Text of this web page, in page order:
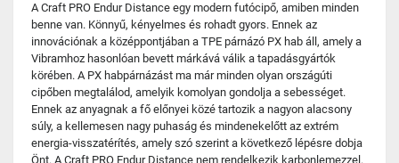
A Craft PRO Endur Distance egy modern futócipő, amiben minden
benne van. Könnyű, kényelmes és rohadt gyors. Ennek az
innovációnak a középpontjában a TPE párnázó PX hab áll, amely a
Vibramhoz hasonlóan bevett márkává válik a tapadásgyártók
körében. A PX habpárnázást ma már minden olyan országúti
cipőben megtalálod, amelyik komolyan gondolja a sebességet.
Ennek az anyagnak a fő előnyei közé tartozik a nagyon alacsony
súly, a kellemesen nagy puhaság és mindenekelőtt az extrém
energia-visszatérítés, amely szó szerint a következő lépésre dobja
Önt. A Craft PRO Endur Distance nem rendelkezik karbonlemezzel.